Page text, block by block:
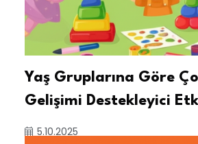
Yaş Gruplarına Göre
Gelişimi Destekleyici
5.10.2025